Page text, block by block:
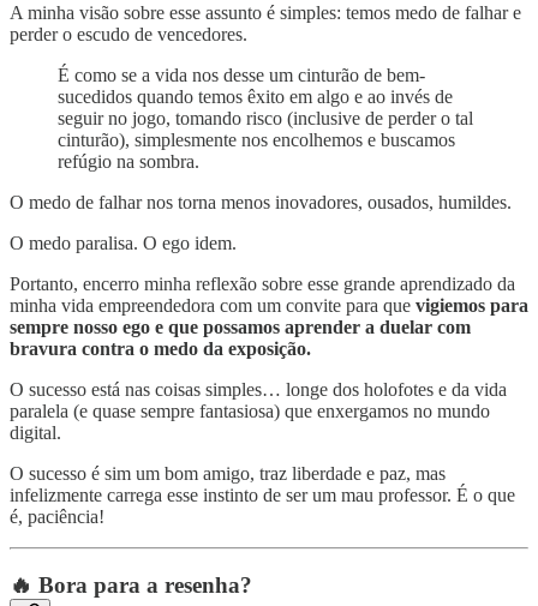
A minha visão sobre esse assunto é simples: temos medo de falhar e
perder o escudo de vencedores.
É como se a vida nos desse um cinturão de bem-
sucedidos quando temos êxito em algo e ao invés de
seguir no jogo, tomando risco (inclusive de perder o tal
cinturão), simplesmente nos encolhemos e buscamos
refúgio na sombra.
O medo de falhar nos torna menos inovadores, ousados, humildes.
O medo paralisa. O ego idem.
Portanto, encerro minha reflexão sobre esse grande aprendizado da
minha vida empreendedora com um convite para que vigiemos para
sempre nosso ego e que possamos aprender a duelar com
bravura contra o medo da exposição.
O sucesso está nas coisas simples… longe dos holofotes e da vida
paralela (e quase sempre fantasiosa) que enxergamos no mundo
digital.
O sucesso é sim um bom amigo, traz liberdade e paz, mas
infelizmente carrega esse instinto de ser um mau professor. É o que
é, paciência!
🔥 Bora para a resenha?